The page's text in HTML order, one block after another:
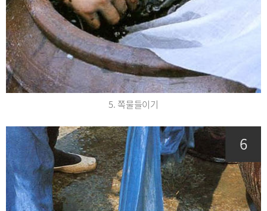
5. 쪽물들이기